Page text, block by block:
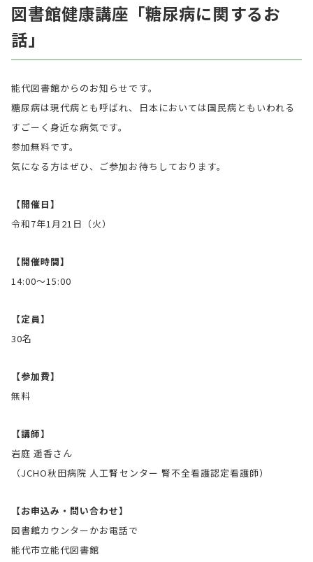
図書館健康講座「糖尿病に関するお
話」
能代図書館からのお知らせです。
糖尿病は現代病とも呼ばれ、日本においては国民病ともいわれる
すごーく身近な病気です。
参加無料です。
気になる方はぜひ、ご参加お待ちしております。
【開催日】
令和7年1月21日（火）
【開催時間】
14:00〜15:00
【定員】
30名
【参加費】
無料
【講師】
岩庭 遥香さん
（JCHO秋田病院 人工腎センター 腎不全看護認定看護師）
【お申込み・問い合わせ】
図書館カウンターかお電話で
能代市立能代図書館